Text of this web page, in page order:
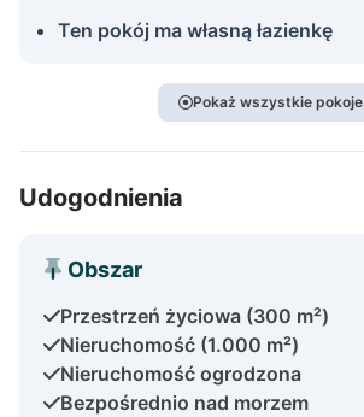
Ten pokój ma własną łazienkę
Pokaż wszystkie pokoje
Udogodnienia
Obszar
Przestrzeń życiowa (300 m²)
Nieruchomość (1.000 m²)
Nieruchomość ogrodzona
Bezpośrednio nad morzem